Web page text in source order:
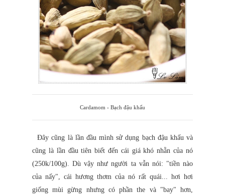
Cardamom - Bạch đậu khấu
Đây cũng là lần đầu mình sử dụng bạch đậu khấu và
cũng là lần đầu tiên biết đến cái giá khó nhằn của nó
(250k/100g). Dù vậy như người ta vẫn nói: "tiền nào
của nấy", cái hương thơm của nó rất quái... hơi hơi
giống mùi gừng nhưng có phần the và "bay" hơn,